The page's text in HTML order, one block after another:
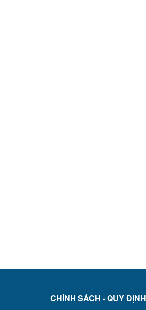
CHÍNH SÁCH - QUY ĐỊNH